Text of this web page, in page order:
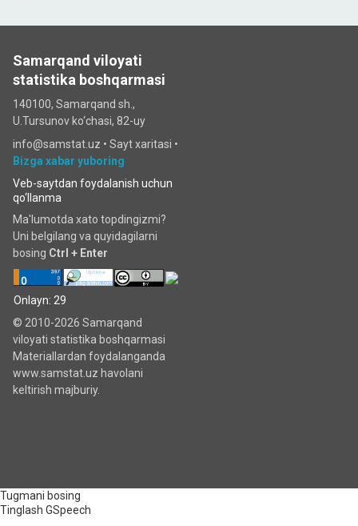
Samarqand viloyati
statistika boshqarmasi
140100, Samarqand sh.,
U.Tursunov ko‘chаsi, 82-uy
info@samstat.uz • Sayt xaritasi •
Bizga xabar yuboring
Veb-saytdan foydalanish uchun
qo‘llanma
Ma'lumotda xato topdingizmi?
Uni belgilang va quyidagilarni
bosing Ctrl + Enter
Onlayn: 29
© 2010-2026 Samarqand
viloyati statistika boshqarmasi
Materiallardan foydalanganda
www.samstat.uz havolani
keltirish majburiy.
Tugmani bosing
Tinglash GSpeech